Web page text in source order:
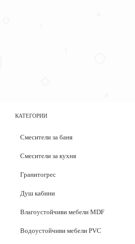
КАТЕГОРИИ
Смесители за баня
Смесители за кухня
Гранитогрес
Душ кабини
Влагоустойчиви мебели MDF
Водоустойчиви мебели PVC